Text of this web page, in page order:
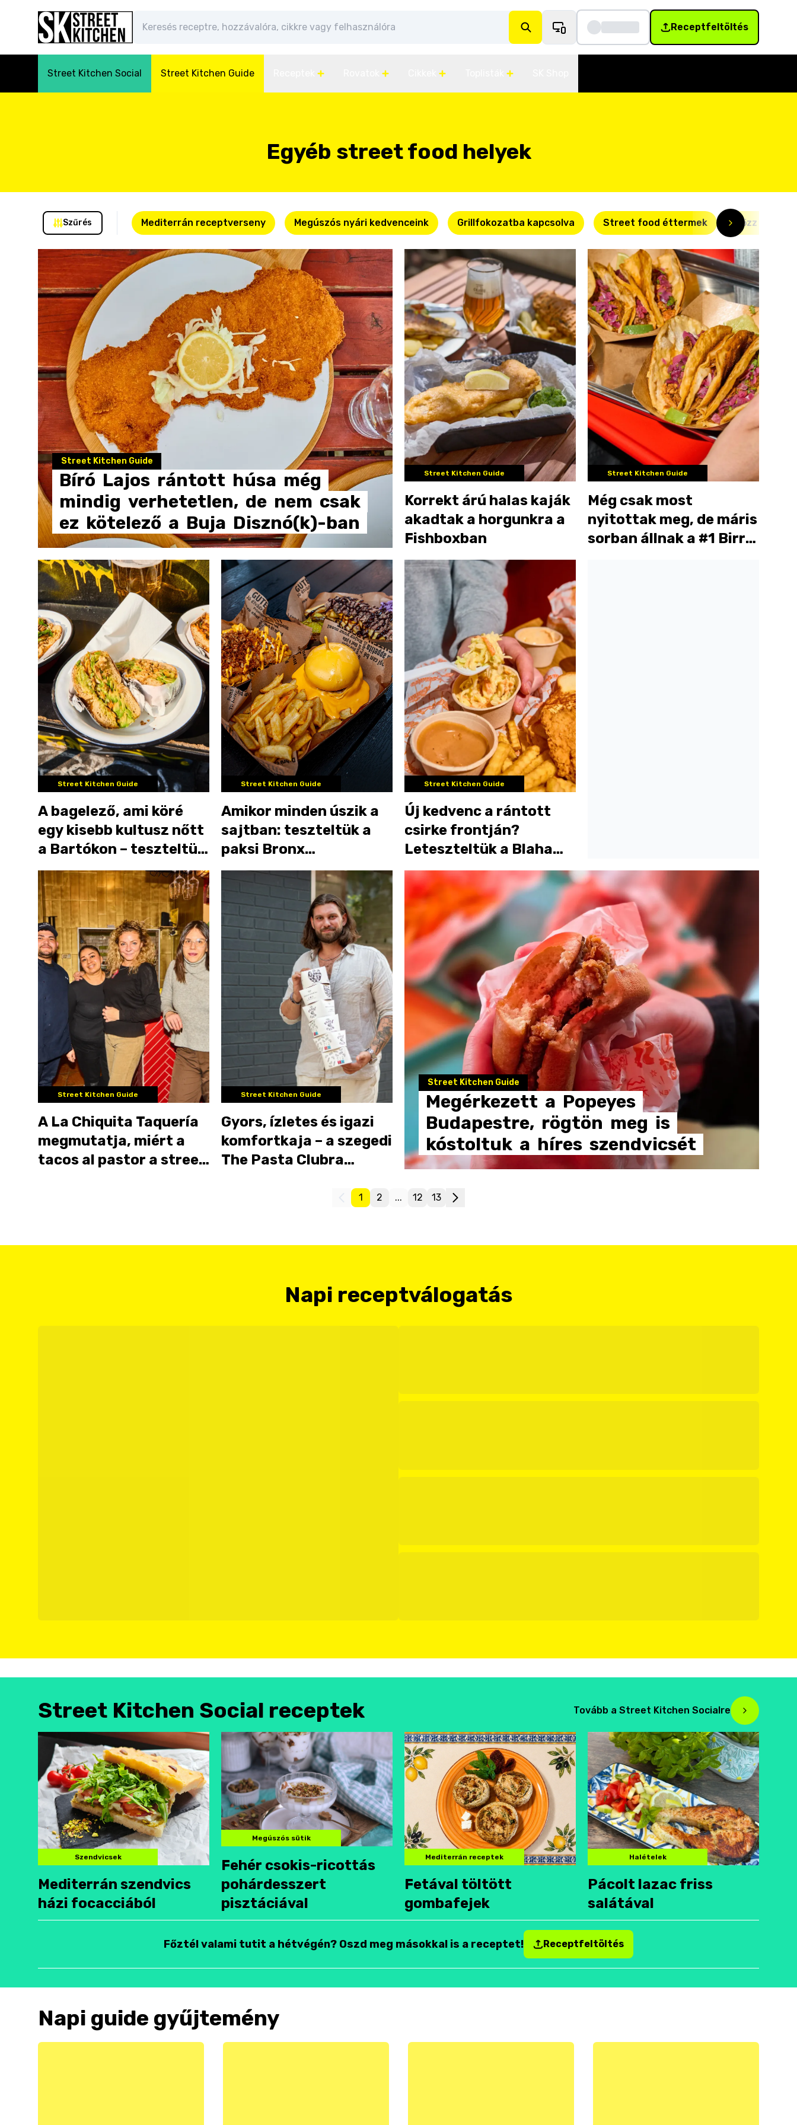
Receptfeltöltés
Street Kitchen Social Street Kitchen Guide
Egyéb street food helyek
Szűrés Mediterrán receptverseny Megúszós nyári kedvenceink Grillfokozatba kapcsolva Street food éttermek Főzz okosan!
Street Kitchen Guide
Bíró Lajos rántott húsa még
mindig verhetetlen, de nem csak
ez kötelező a Buja Disznó(k)-ban
Street Kitchen Guide
Korrekt árú halas kaják
akadtak a horgunkra a
Fishboxban
Street Kitchen Guide
Még csak most
nyitottak meg, de máris
sorban állnak a #1 Birria
Street Kitchen Guide
A bagelező, ami köré
egy kisebb kultusz nőtt
a Bartókon – teszteltük
a Wömbatot
Street Kitchen Guide
Amikor minden úszik a
sajtban: teszteltük a
paksi Bronx
Burger&Co-t
Street Kitchen Guide
Új kedvenc a rántott
csirke frontján?
Leteszteltük a Blaha
Chicken Tenderst
Street Kitchen Guide
A La Chiquita Taquería
megmutatja, miért a
tacos al pastor a street
Street Kitchen Guide
Gyors, ízletes és igazi
komfortkaja – a szegedi
The Pasta Clubra
Street Kitchen Guide
Megérkezett a Popeyes
Budapestre, rögtön meg is
kóstoltuk a híres szendvicsét
1 2 ... 12 13
Napi receptválogatás
Street Kitchen Social receptek Tovább a Street Kitchen Socialre
Szendvicsek
Mediterrán szendvics
házi focacciából
Megúszós sütik
Fehér csokis-ricottás
pohárdesszert
pisztáciával
Mediterrán receptek
Fetával töltött
gombafejek
Halételek
Pácolt lazac friss
salátával
Főztél valami tutit a hétvégén? Oszd meg másokkal is a receptet! Receptfeltöltés
Napi guide gyűjtemény